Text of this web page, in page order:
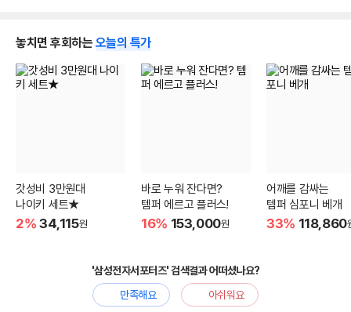
놓치면 후회하는 오늘의 특가
갓성비 3만원대
나이키 세트★
2% 34,115원
바로 누워 잔다면?
템퍼 에르고 플러스!
16% 153,000원
어깨를 감싸는
템퍼 심포니 베개
33% 118,860
'삼성전자서포터즈' 검색결과 어떠셨나요?
만족해요
아쉬워요